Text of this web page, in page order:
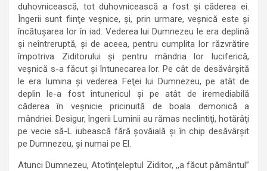
duhovnicească, tot duhovnicească a fost şi căderea ei.
Îngerii sunt fiinţe veşnice, şi, prin urmare, veşnică este şi
încătuşarea lor în iad. Vederea lui Dumnezeu le era deplină
şi neîntreruptă, şi de aceea, pentru cumplita lor răzvrătire
împotriva Ziditorului şi pentru mândria lor luciferică,
veşnică s-a făcut şi întunecarea lor. Pe cât de desăvârşită
le era lumina şi vederea Feţei lui Dumnezeu, pe atât de
deplin le-a fost întunericul şi pe atât de iremediabilă
căderea în veşnicie pricinuită de boala demonică a
mândriei. Desigur, îngerii Luminii au rămas neclintiţi, hotărâţi
pe vecie să-L iubească fără şovăială şi în chip desăvârşit
pe Dumnezeu, şi numai pe El.
Atunci Dumnezeu, Atotînţeleptul Ziditor, ,,a făcut pământul”